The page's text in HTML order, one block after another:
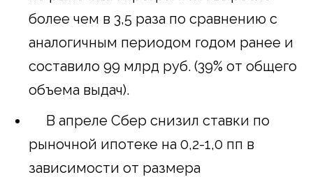
более чем в 3,5 раза по сравнению с
аналогичным периодом годом ранее и
составило 99 млрд руб. (39% от общего
объема выдач).
В апреле Сбер снизил ставки по
рыночной ипотеке на 0,2-1,0 пп в
зависимости от размера